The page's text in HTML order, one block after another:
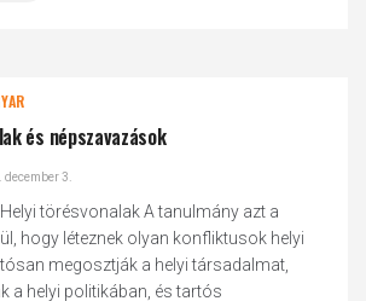
és népszavazások
december 3.
törésvonalak A tanulmány azt a
hogy léteznek olyan konfliktusok helyi
megosztják a helyi társadalmat,
a helyi politikában, és tartós